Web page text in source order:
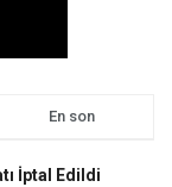
En son
İptal Edildi